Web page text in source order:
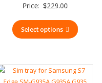
Price: $229.00
Select options